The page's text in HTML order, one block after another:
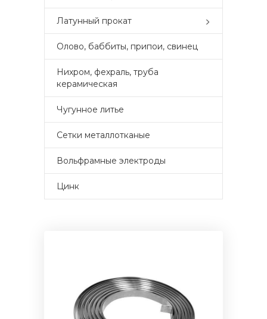
Латунный прокат
Олово, баббиты, припои, свинец
Нихром, фехраль, труба
керамическая
Чугунное литье
Сетки металлотканые
Вольфрамные электроды
Цинк